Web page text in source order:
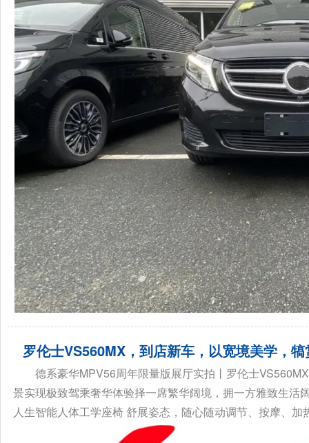
罗伦士VS560MX，到店新车，以宽境美学，
德系豪华MPV56周年限量版展厅实拍丨罗伦士
景实现极致驾乘奢华体验择一席繁华阔境，拥一方雅致生
人生智能人体工学座椅 舒展姿态，随心随动调节、按摩、加